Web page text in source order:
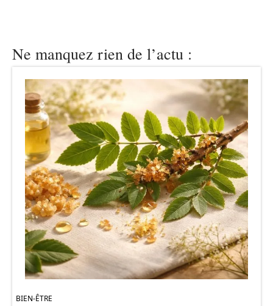
Ne manquez rien de l’actu :
BIEN-ÊTRE